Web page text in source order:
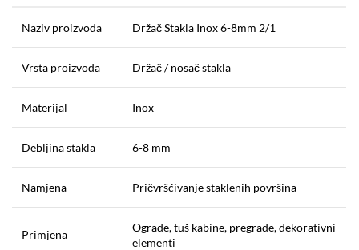
Naziv proizvoda Držač Stakla Inox 6-8mm 2/1
Vrsta proizvoda Držač / nosač stakla
Materijal Inox
Debljina stakla 6-8 mm
Namjena Pričvršćivanje staklenih površina
Primjena
Ograde, tuš kabine, pregrade, dekorativni
elementi